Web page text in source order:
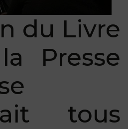
du Livre
Presse
tous